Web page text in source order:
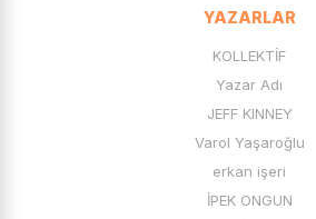
YAZARLAR
KOLLEKTİF
Yazar Adı
JEFF KINNEY
Varol Yaşaroğlu
erkan işeri
İPEK ONGUN